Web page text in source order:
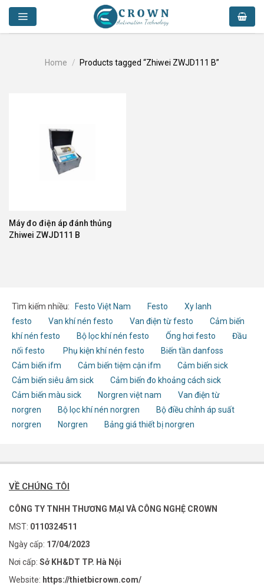
Skip
content
Home / Products tagged “Zhiwei ZWJD111 B”
Máy đo điện áp đánh thủng
Zhiwei ZWJD111 B
Tìm kiếm nhiều: Festo Việt Nam Festo
Xy lanh
festo
Van khí nén festo Van điện từ festo
Cảm biến
khí nén festo
Bộ lọc khí nén festo Ống hơi festo
Đầu
nối festo
Phụ kiện khí nén festo
Biến tần danfoss
Cảm biến ifm
Cảm biến tiệm cận ifm
Cảm biến sick
Cảm biến siêu âm sick
Cảm biến đo khoảng cách sick
Cảm biến màu sick
Norgren việt nam
Van điện từ
norgren
Bộ lọc khí nén norgren
Bộ điều chỉnh áp suất
norgren
Norgren Bảng giá thiết bị norgren
VỀ CHÚNG TÔI
CÔNG TY TNHH THƯƠNG MẠI VÀ CÔNG NGHỆ CROWN
MST: 0110324511
Ngày cấp: 17/04/2023
Nơi cấp: Sở KH&DT TP. Hà Nội
Website: https://thietbicrown.com/